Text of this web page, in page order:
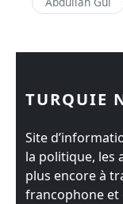
TURQUIE
Site
la politique, les
plus encore à
francophone et